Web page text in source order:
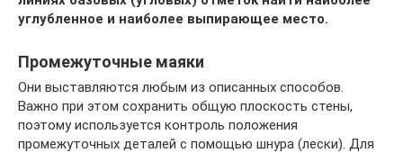
углубленное и наиболее выпирающее место.
Промежуточные маяки
Они выставляются любым из описанных способов.
Важно при этом сохранить общую плоскость стены,
поэтому используется контроль положения
промежуточных деталей с помощью шнура (лески). Для